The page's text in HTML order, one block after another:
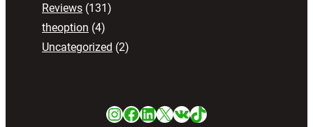
Reviews (131)
theoption (4)
Uncategorized (2)
Instagram
Facebook
LinkedIn
X VKTikTok